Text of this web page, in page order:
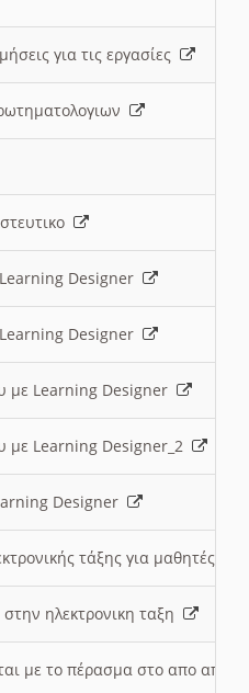
για τις εργασίες
Designer
Designer
με Learning Designer
με Learning Designer_2
Designer
τάξης για μαθητές
ηλεκτρονικη ταξη
με το πέρασμα στο απο